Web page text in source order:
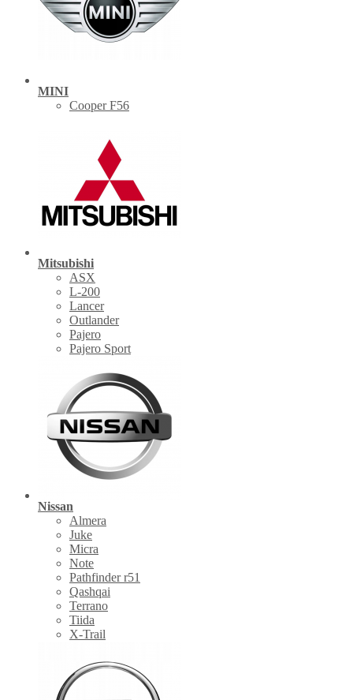
MINI
Cooper F56
Mitsubishi
ASX
L-200
Lancer
Outlander
Pajero
Pajero Sport
Nissan
Almera
Juke
Micra
Note
Pathfinder r51
Qashqai
Terrano
Tiida
X-Trail